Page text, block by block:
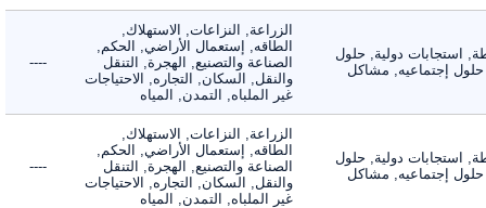
استجابات دولية, حلول
إجتماعيه, مشاكل
الزراعة, النزاعات, الاستهلاك,
الطاقه, إستعمال الأراضي, الحكم,
الصناعة والتصنيع, الهجرة, التنقل
والنقل, السكان, التجاره, الاحتياجات
غير الملباه, التمدن, المياه
----
استجابات دولية, حلول
إجتماعيه, مشاكل
الزراعة, النزاعات, الاستهلاك,
الطاقه, إستعمال الأراضي, الحكم,
الصناعة والتصنيع, الهجرة, التنقل
والنقل, السكان, التجاره, الاحتياجات
غير الملباه, التمدن, المياه
----